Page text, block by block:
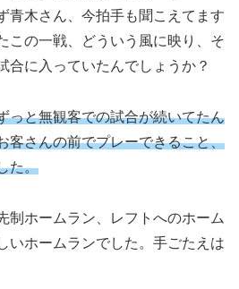
青木さん、今拍手も聞こえてます
この一戦、どういう風に映り、そ
合に入っていたんでしょうか？
っと無観客での試合が続いてたん
客さんの前でプレーできること、
た。
制ホームラン、レフトへのホーム
いホームランでした。手ごたえは